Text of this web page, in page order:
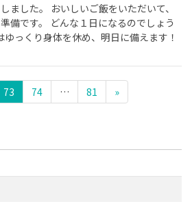
ました。 おいしいご飯をいただいて、
備です。 どんな１日になるのでしょう
っくり身体を休め、明日に備えます！
73 74 … 81 »